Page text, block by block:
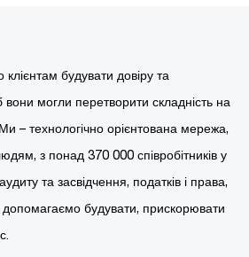
будувати довіру та
могли перетворити складність на
– технологічно орієнтована мережа,
з понад 370 000 співробітників у
та засвідчення, податків і права,
допомагаємо будувати, прискорювати